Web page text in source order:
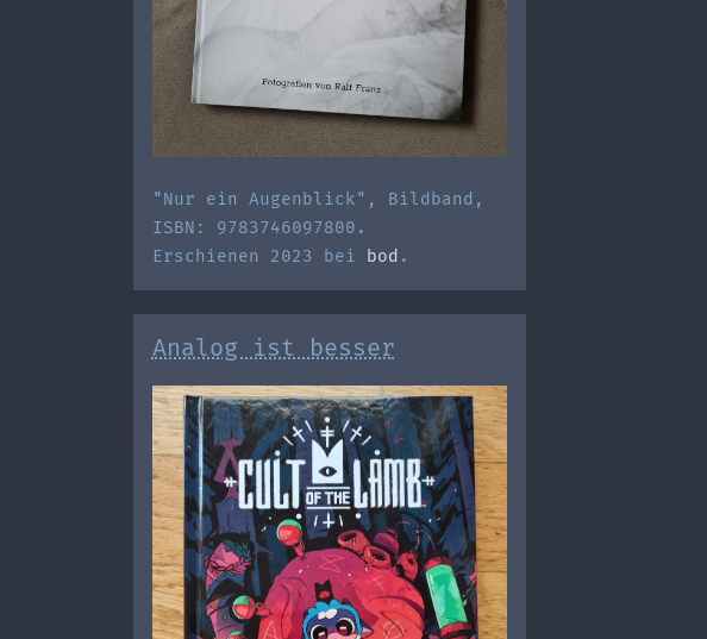
"Nur ein Augenblick", Bildband,
ISBN: 9783746097800.
Erschienen 2023 bei
bod .
Analog ist besser